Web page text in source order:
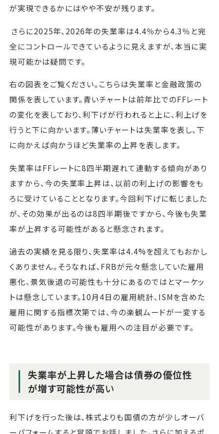
が実現できるかにはやや不安が残ります。
さらに2025年、2026年の失業率は4.4％から4.3％と完
全にコントロールできているように見えますが、本当に実
現可能かは疑問です。
右の図表をご覧ください。こちらは失業率と金融政策の
関係を表しています。青いチャートは前年比でのFFレート
の変化を表しており、利下げが行われると上に、利上げを
行うと下に向かいます。薄いチャートは失業率を表し、下
に向かえば向かうほど失業率の上昇を表します。
失業率はFFレートに8四半期遅れて連動する傾向があり
ますから、今の失業率上昇は、以前の利上げの影響をも
ろに受けていることとなります。今回利下げに転じました
が、その効果が出るのは8四半期後ですから、今後も失業
率が上昇する可能性があると懸念されます。
過去の実績を見る限り、失業率は4.4%を超えてもおかし
くありません。そうなれば、FRBが元々懸念していた雇用
悪化、景気後退の可能性も十分にあるのではとマーケッ
トは懸念しています。10月4日の雇用統計、ISMを含めた
雇用に関する指標次第では、今の楽観ムードが一変する
可能性があります。今後も雇用への注目が必要です。
失業率が上昇した場合は債券の優位性
が増す可能性が高い
利下げを行った後は、株式よりも国債の方が少しオーバ